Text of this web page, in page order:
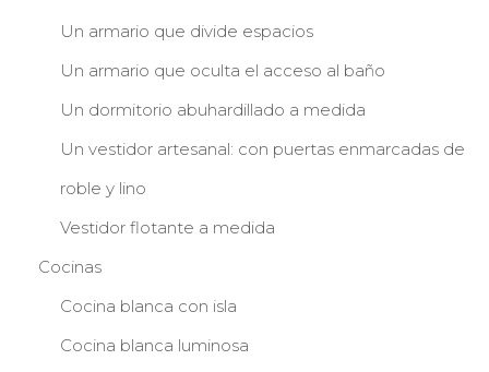
Un armario que divide espacios
Un armario que oculta el acceso al baño
Un dormitorio abuhardillado a medida
Un vestidor artesanal: con puertas enmarcadas de
roble y lino
Vestidor flotante a medida
Cocinas
Cocina blanca con isla
Cocina blanca luminosa